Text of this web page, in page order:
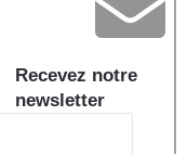
Recevez notre
newsletter